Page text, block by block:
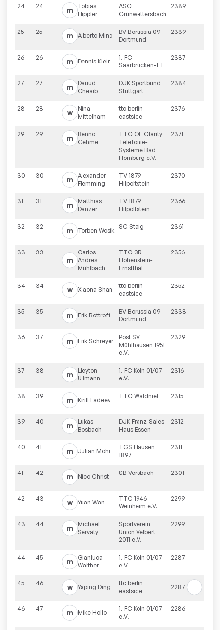
24 24 m
Tobias
Hippler
ASC
Grünwettersbach
2389
25 25 m Alberto Mino
BV Borussia 09
Dortmund
2389
26 26 m Dennis Klein
1. FC
Saarbrücken-TT
2387
27 27 m
Dauud
Cheaib
DJK Sportbund
Stuttgart
2384
28 28 w
Nina
Mittelham
ttc berlin
eastside
2376
29 29 m
Benno
Oehme
TTC OE Clarity
Telefonie-
Systeme Bad
Homburg e.V.
2371
30 30 m
Alexander
Flemming
TV 1879
Hilpoltstein
2370
31 31 m
Matthias
Danzer
TV 1879
Hilpoltstein
2366
32 32 m Torben Wosik
SC Staig 2361
33 33
m
Carlos
Andres
Mühlbach
TTC SR
Hohenstein-
Ernstthal
2356
34 34 w Xiaona Shan
ttc berlin
eastside
2352
35 35 m Erik Bottroff
BV Borussia 09
Dortmund
2338
36 37 m Erik Schreyer
Post SV
Mühlhausen 1951
e.V.
2329
37 38 m
Lleyton
Ullmann
1. FC Köln 01/07
e.V.
2316
38 39 m Kirill Fadeev
TTC Waldniel 2315
39 40 m
Lukas
Bosbach
DJK Franz-Sales-
Haus Essen
2312
40 41 m Julian Mohr
TGS Hausen
1897
2311
41 42 m Nico Christ
SB Versbach 2301
42 43 w Yuan Wan
TTC 1946
Weinheim e.V.
2299
43 44 m
Michael
Servaty
Sportverein
Union Velbert
2011 e.V.
2299
44 45 m
Gianluca
Walther
1. FC Köln 01/07
e.V.
2287
45 46 w Yaping Ding
ttc berlin
eastside
2287
46 47 m Mike Hollo
1. FC Köln 01/07
e.V.
2286